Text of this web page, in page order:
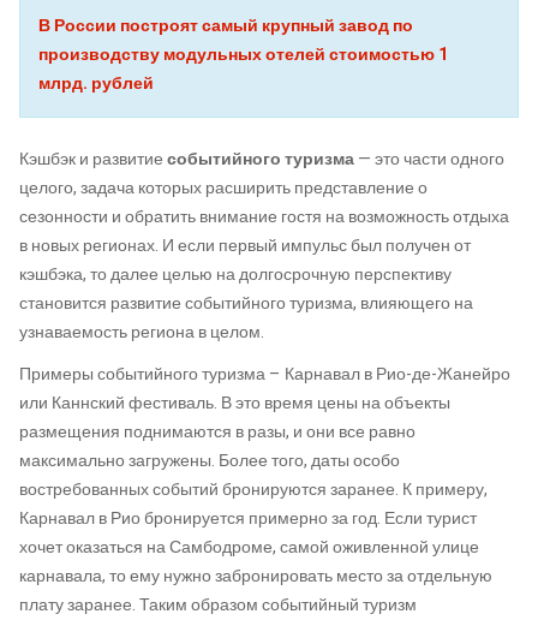
В России построят самый крупный завод по
производству модульных отелей стоимостью 1
млрд. рублей
Кэшбэк и развитиесобытийного туризма— это части одного
целого, задача которых расширить представление о
сезонности и обратить внимание гостя на возможность отдыха
в новых регионах. И если первый импульс был получен от
кэшбэка, то далее целью на долгосрочную перспективу
становится развитие событийного туризма, влияющего на
узнаваемость региона в целом.
Примеры событийного туризма – Карнавал в Рио-де-Жанейро
или Каннский фестиваль. В это время цены на объекты
размещения поднимаются в разы, и они все равно
максимально загружены. Более того, даты особо
востребованных событий бронируются заранее. К примеру,
Карнавал в Рио бронируется примерно за год. Если турист
хочет оказаться на Самбодроме, самой оживленной улице
карнавала, то ему нужно забронировать место за отдельную
плату заранее. Таким образом событийный туризм